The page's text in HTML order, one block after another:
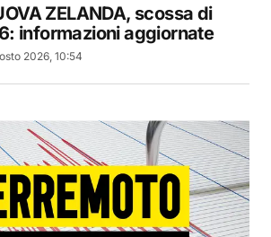
ZELANDA, scossa di
informazioni aggiornate
2026, 10:54